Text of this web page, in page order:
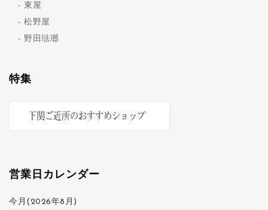
東屋
松野屋
野田琺瑯
特集
営業日カレンダー
今月(2026年8月)